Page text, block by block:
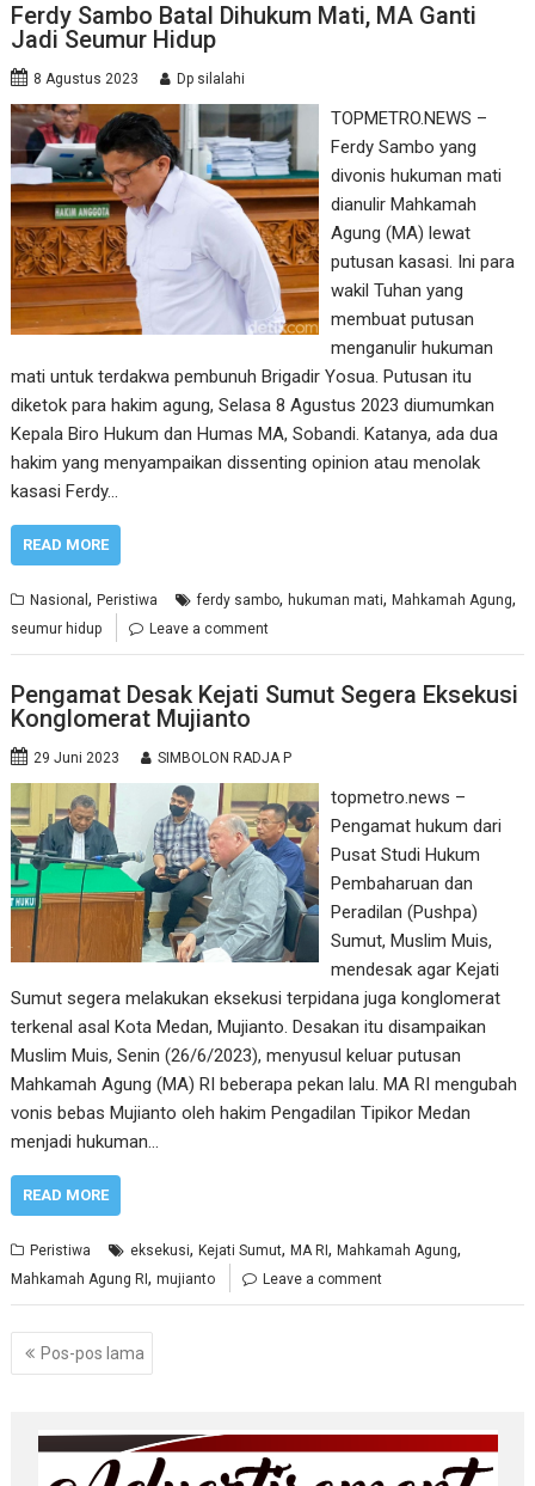
Ferdy Sambo Batal Dihukum Mati, MA Ganti
Jadi Seumur Hidup
8 Agustus 2023 Dp silalahi
TOPMETRO.NEWS –
Ferdy Sambo yang
divonis hukuman mati
dianulir Mahkamah
Agung (MA) lewat
putusan kasasi. Ini para
wakil Tuhan yang
membuat putusan
menganulir hukuman
mati untuk terdakwa pembunuh Brigadir Yosua. Putusan itu
diketok para hakim agung, Selasa 8 Agustus 2023 diumumkan
Kepala Biro Hukum dan Humas MA, Sobandi. Katanya, ada dua
hakim yang menyampaikan dissenting opinion atau menolak
kasasi Ferdy…
READ MORE
Nasional,Peristiwa ferdy sambo,hukuman mati,Mahkamah Agung,
seumur hidup Leave a comment
Pengamat Desak Kejati Sumut Segera Eksekusi
Konglomerat Mujianto
29 Juni 2023 SIMBOLON RADJA P
topmetro.news –
Pengamat hukum dari
Pusat Studi Hukum
Pembaharuan dan
Peradilan (Pushpa)
Sumut, Muslim Muis,
mendesak agar Kejati
Sumut segera melakukan eksekusi terpidana juga konglomerat
terkenal asal Kota Medan, Mujianto. Desakan itu disampaikan
Muslim Muis, Senin (26/6/2023), menyusul keluar putusan
Mahkamah Agung (MA) RI beberapa pekan lalu. MA RI mengubah
vonis bebas Mujianto oleh hakim Pengadilan Tipikor Medan
menjadi hukuman…
READ MORE
Peristiwa eksekusi,Kejati Sumut,MA RI,Mahkamah Agung,
Mahkamah Agung RI,mujianto Leave a comment
Navigasi
pos
Pos-pos lama